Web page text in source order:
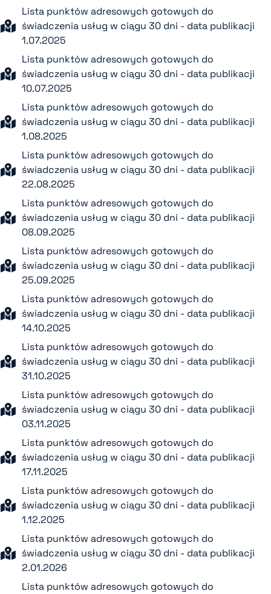
Lista punktów adresowych gotowych do
świadczenia usług w ciągu 30 dni - data publikacji
1.07.2025
Lista punktów adresowych gotowych do
świadczenia usług w ciągu 30 dni - data publikacji
10.07.2025
Lista punktów adresowych gotowych do
świadczenia usług w ciągu 30 dni - data publikacji
1.08.2025
Lista punktów adresowych gotowych do
świadczenia usług w ciągu 30 dni - data publikacji
22.08.2025
Lista punktów adresowych gotowych do
świadczenia usług w ciągu 30 dni - data publikacji
08.09.2025
Lista punktów adresowych gotowych do
świadczenia usług w ciągu 30 dni - data publikacji
25.09.2025
Lista punktów adresowych gotowych do
świadczenia usług w ciągu 30 dni - data publikacji
14.10.2025
Lista punktów adresowych gotowych do
świadczenia usług w ciągu 30 dni - data publikacji
31.10.2025
Lista punktów adresowych gotowych do
świadczenia usług w ciągu 30 dni - data publikacji
03.11.2025
Lista punktów adresowych gotowych do
świadczenia usług w ciągu 30 dni - data publikacji
17.11.2025
Lista punktów adresowych gotowych do
świadczenia usług w ciągu 30 dni - data publikacji
1.12.2025
Lista punktów adresowych gotowych do
świadczenia usług w ciągu 30 dni - data publikacji
2.01.2026
Lista punktów adresowych gotowych do